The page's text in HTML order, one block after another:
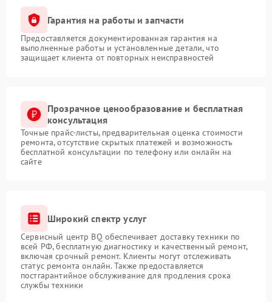
Гарантия на работы и запчасти
Предоставляется документированная гарантия на
выполненные работы и установленные детали, что
защищает клиента от повторных неисправностей
Прозрачное ценообразование и бесплатная
консультация
Точные прайс-листы, предварительная оценка стоимости
ремонта, отсутствие скрытых платежей и возможность
бесплатной консультации по телефону или онлайн на
сайте
Широкий спектр услуг
Сервисный центр BQ обеспечивает доставку техники по
всей РФ, бесплатную диагностику и качественный ремонт,
включая срочный ремонт. Клиенты могут отслеживать
статус ремонта онлайн. Также предоставляется
постгарантийное обслуживание для продления срока
службы техники